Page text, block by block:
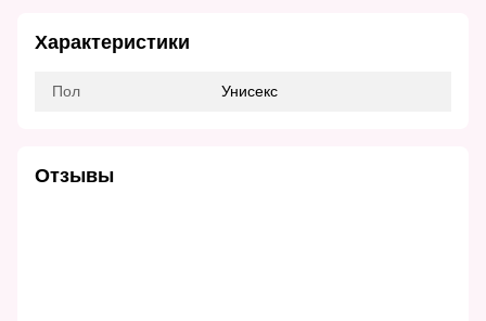
Характеристики
Пол Унисекс
Отзывы